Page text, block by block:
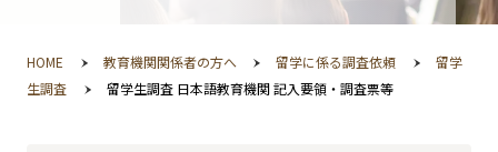
HOME 教育機関関係者の方へ 留学に係る調査依頼
留学
生調査
留学生調査 日本語教育機関 記入要領・調査票等